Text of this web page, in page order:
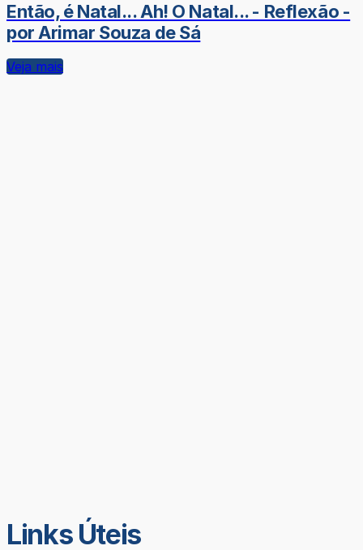
Então, é Natal... Ah! O Natal... - Reflexão -
por Arimar Souza de Sá
Veja mais
Links Úteis